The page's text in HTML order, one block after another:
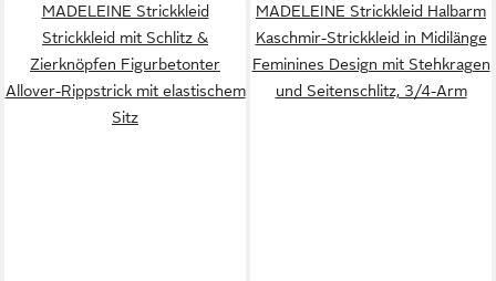
MADELEINE Strickkleid
Strickkleid mit Schlitz &
Zierknöpfen Figurbetonter
Allover-Rippstrick mit elastischem
Sitz
MADELEINE Strickkleid Halbarm
Kaschmir-Strickkleid in Midilänge
Feminines Design mit Stehkragen
und Seitenschlitz, 3/4-Arm